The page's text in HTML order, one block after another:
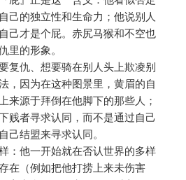
己的独立性和生命力；他说别人
己才是个屁。赤尻马猴和不空也
里的形象。
复仇、想要骑在别人头上欺凌别
，因为在这种图景里，黄眉的自
来源于拜倒在他脚下的那些人；
贱者寻求认同，而不是通过自己
己结盟来寻求认同。
：他一开始就在否认世界的多样
在（例如把他打捞上来未伤害